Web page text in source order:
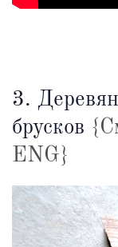
3.
брусков
ENG}